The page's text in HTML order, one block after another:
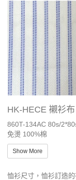
HK-HECE 襯衫布
860T-134AC 80s/
免燙 100%棉
Show More
恤衫尺寸，恤衫訂造